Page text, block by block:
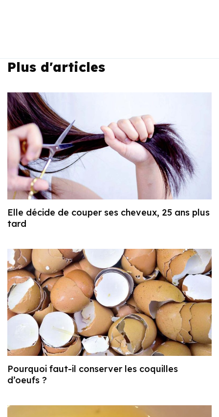
Plus d'articles
Elle décide de couper ses cheveux, 25 ans plus
tard
Pourquoi faut-il conserver les coquilles
d’oeufs ?